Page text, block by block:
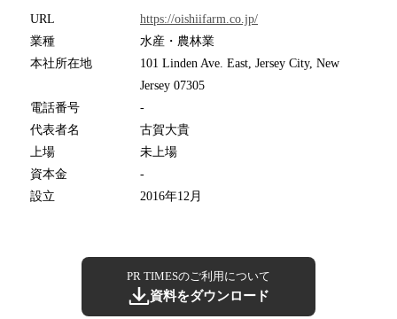
URL
https://oishiifarm.co.jp/
業種
水産・農林業
本社所在地
101 Linden Ave. East, Jersey City, New
Jersey 07305
電話番号
-
代表者名
古賀大貴
上場
未上場
資本金
-
設立
2016年12月
PR TIMESのご利用について
資料をダウンロード